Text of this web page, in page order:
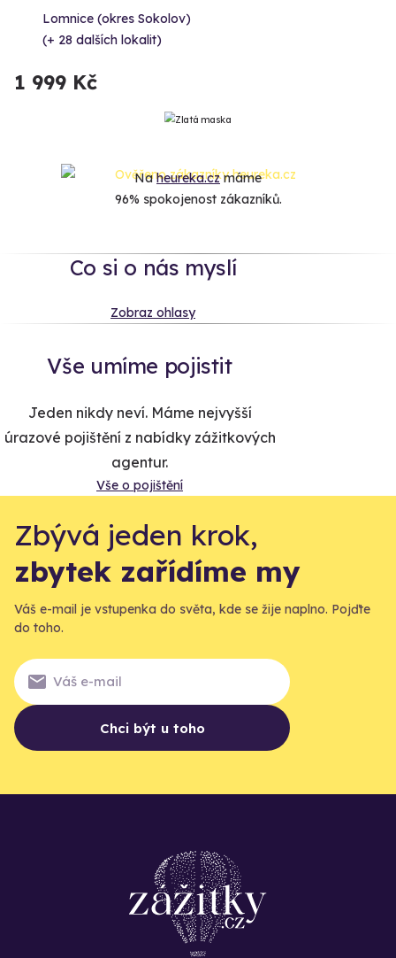
Lomnice (okres Sokolov)
(+ 28 dalších lokalit)
1 999 Kč
Naheureka.czmáme
96% spokojenost zákazníků.
Co si o nás myslí
Zobraz ohlasy
Vše umíme pojistit
Jeden nikdy neví. Máme nejvyšší
úrazové pojištění z nabídky zážitkových
agentur.
Vše o pojištění
Zbývá jeden krok,
zbytek zařídíme my
Váš e-mail je vstupenka do světa, kde se žije naplno. Pojďte
do toho.
Chci být u toho